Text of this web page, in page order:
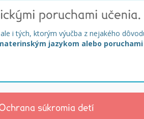
poruchami učenia.
i tých, ktorým výučba z nejakého
jazykom alebo
súkromia detí